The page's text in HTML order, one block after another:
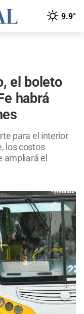
9.9°
el boleto
habrá
para el interior
los costos
ampliará el